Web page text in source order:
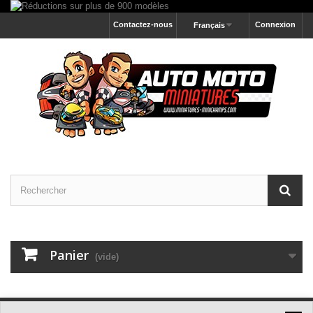
Connexion
Français
Contactez-nous
Panier (vide)